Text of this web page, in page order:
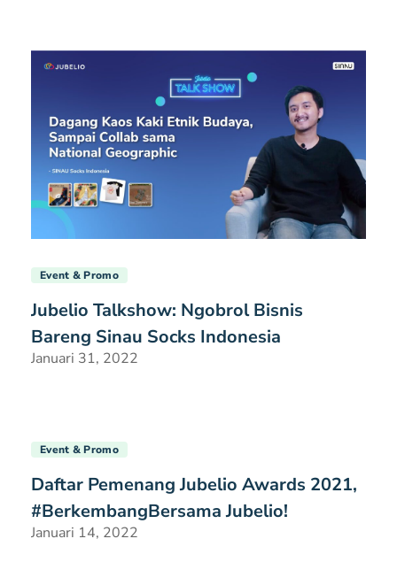
Event & Promo
Jubelio Talkshow: Ngobrol Bisnis
Bareng Sinau Socks Indonesia
Januari 31, 2022
Event & Promo
Daftar Pemenang Jubelio Awards 2021,
#BerkembangBersama Jubelio!
Januari 14, 2022